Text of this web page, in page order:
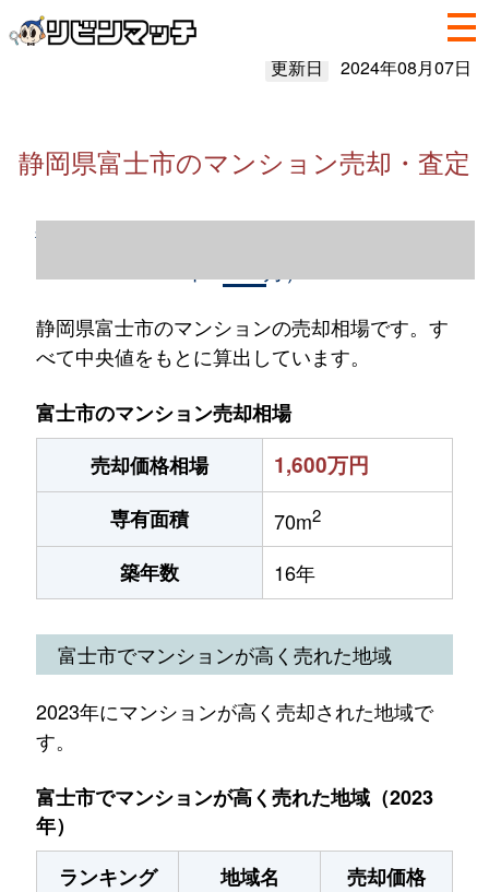
更新日 2024年08月07日
静岡県富士市のマンション売却・査定
静岡県富士市のマンション売却情報（2023
静岡県富士市のマンションの売却相場です。す
べて中央値をもとに算出しています。
富士市のマンション売却相場
売却価格相場
1,600万円
専有面積 70m2
築年数 16年
富士市でマンションが高く売れた地域
2023年にマンションが高く売却された地域で
す。
富士市でマンションが高く売れた地域（2023
年）
ランキング
地域名
売却価格